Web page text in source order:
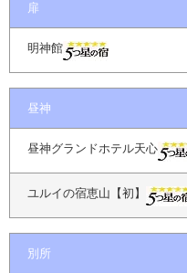
扉
明神館
昼神
昼神グランドホテル天心
ユルイの宿恵山【初】
別所